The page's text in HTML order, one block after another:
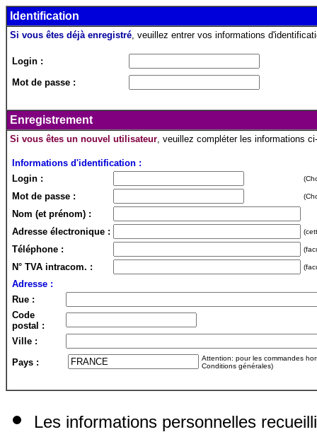
Identification
Si vous êtes déjà enregistré, veuillez entrer vos informations
Login :
Mot de passe :
Enregistrement
Si vous êtes un nouvel utilisateur, veuillez compléter les informations
Informations d'identification :
Login :
Mot de passe :
Nom (et prénom) :
Adresse électronique :
Téléphone :
N° TVA intracom. :
Adresse :
Rue :
Code
postal :
Ville :
Pays :
Attention: pour les commandes
Conditions générales)
Les informations personnelles